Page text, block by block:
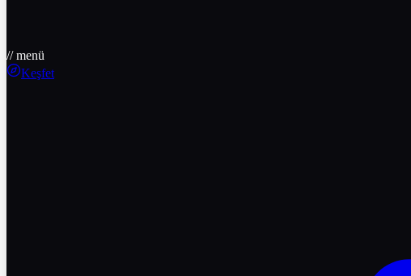
// menü
Keşfet